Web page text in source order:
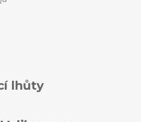
lhůty